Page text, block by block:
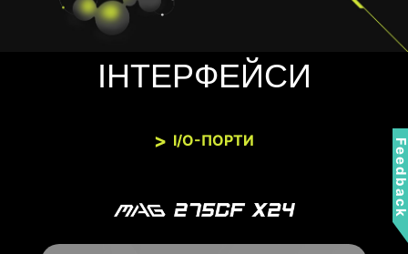
ІНТЕРФЕЙСИ
I/O-ПОРТИ